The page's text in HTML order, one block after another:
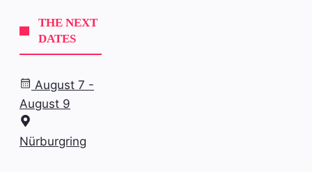
THE NEXT
DATES
August 7 -
August 9
Nürburgring